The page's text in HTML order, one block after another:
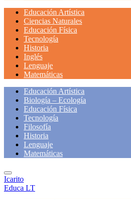
Educación Artística
Ciencias Naturales
Educación Física
Tecnología
Historia
Inglés
Lenguaje
Matemáticas
Educación Artística
Biología – Ecología
Educación Física
Tecnología
Filosofía
Historia
Lenguaje
Matemáticas
Icarito
Educa LT